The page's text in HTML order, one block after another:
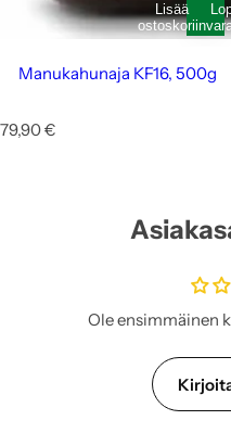
Lisää
ostoskoriin
Manukahunaja KF16, 500g
N
79,90 €
Ole ensimmäinen